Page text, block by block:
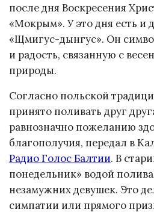
после дня Воскресения
«Мокрым». У это дня есть и
«Щмигус-дынгус». Он
и радость, связанную с
природы.
Согласно польской
принято поливать друг
равнозначно пожеланию
благополучия, передал в
Радио Голос Балтии. В
понедельник» водой
незамужних девушек. Это
симпатии или прямого